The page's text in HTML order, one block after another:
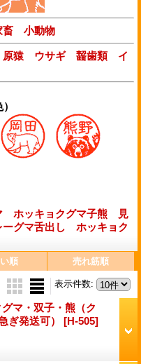
畜 小動物
原猿 ウサギ 齧歯類
イ
ホッキョクグマ子熊
見
ーグマ舌出し
ホッキョク
順 売れ筋順
表示件数:
マ・双子・熊（ク
ぎ発送可） [H-505]